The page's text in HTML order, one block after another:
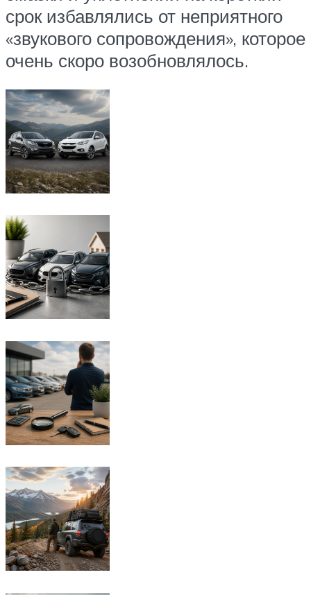
срок избавлялись от неприятного
«звукового сопровождения», которое
очень скоро возобновлялось.